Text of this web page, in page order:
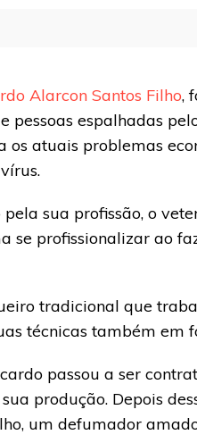
Alarcon Santos Filho,
pessoas espalhadas
os atuais problemas
sua profissão, o
se profissionalizar ao
tradicional que
técnicas também em
passou a ser
produção. Depois
um defumador